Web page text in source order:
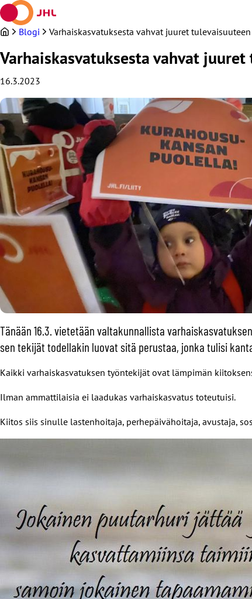
Siirry
sisältöön
Blogi Varhaiskasvatuksesta vahvat juuret tulevaisuuteen
Varhaiskasvatuksesta vahvat
16.3.2023
Tänään 16.3. vietetään valtakunnallista
sen tekijät todellakin luovat sitä perustaa, jonka tulisi
Kaikki varhaiskasvatuksen työntekijät ovat lämpimän
Ilman ammattilaisia ei laadukas varhaiskasvatus toteutuisi.
Kiitos siis sinulle lastenhoitaja, perhepäivähoitaja, avustaja,